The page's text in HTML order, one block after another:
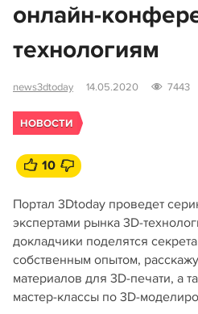
онлайн-
технологиям
news3dtoday 14.05.2020 7443
НОВОСТИ
10
Портал 3Dtoday проведет
экспертами рынка 3D-
докладчики поделятся
собственным опытом,
материалов для 3D-печати, а
мастер-классы по 3D-